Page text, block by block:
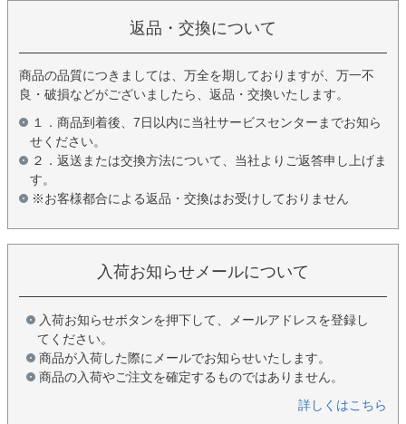
返品・交換について
商品の品質につきましては、万全を期しておりますが、万一不
良・破損などがございましたら、返品・交換いたします。
１．商品到着後、7日以内に当社サービスセンターまでお知ら
せください。
２．返送または交換方法について、当社よりご返答申し上げま
す。
※お客様都合による返品・交換はお受けしておりません
入荷お知らせメールについて
入荷お知らせボタンを押下して、メールアドレスを登録し
てください。
商品が入荷した際にメールでお知らせいたします。
商品の入荷やご注文を確定するものではありません。
詳しくはこちら